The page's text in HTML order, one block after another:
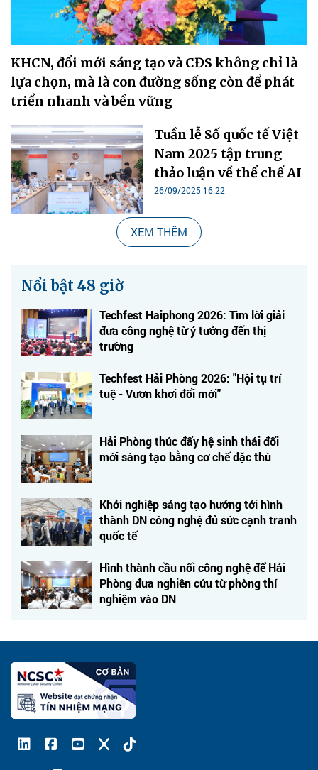
KHCN, đổi mới sáng tạo và CĐS không chỉ là
lựa chọn, mà là con đường sống còn để phát
triển nhanh và bền vững
Tuần lễ Số quốc tế Việt
Nam 2025 tập trung
thảo luận về thể chế AI
26/09/2025 16:22
XEM THÊM
Nổi bật 48 giờ
Techfest Haiphong 2026: Tìm lời giải
đưa công nghệ từ ý tưởng đến thị
trường
Techfest Hải Phòng 2026: "Hội tụ trí
tuệ - Vươn khơi đổi mới"
Hải Phòng thúc đẩy hệ sinh thái đổi
mới sáng tạo bằng cơ chế đặc thù
Khởi nghiệp sáng tạo hướng tới hình
thành DN công nghệ đủ sức cạnh tranh
quốc tế
Hình thành cầu nối công nghệ để Hải
Phòng đưa nghiên cứu từ phòng thí
nghiệm vào DN